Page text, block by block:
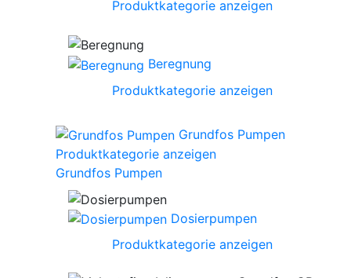
Produktkategorie anzeigen
Beregnung
Produktkategorie anzeigen
Grundfos Pumpen
Produktkategorie anzeigen
Grundfos Pumpen
Dosierpumpen
Produktkategorie anzeigen